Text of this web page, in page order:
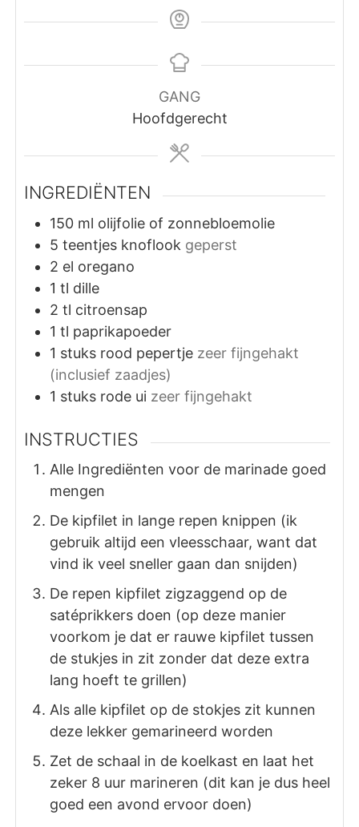
GANG
Hoofdgerecht
INGREDIËNTEN
150 ml olijfolie of zonnebloemolie
5 teentjes knoflook geperst
2 el oregano
1 tl dille
2 tl citroensap
1 tl paprikapoeder
1 stuks rood pepertje zeer fijngehakt
(inclusief zaadjes)
1 stuks rode ui zeer fijngehakt
INSTRUCTIES
Alle Ingrediënten voor de marinade goed
mengen
De kipfilet in lange repen knippen (ik
gebruik altijd een vleesschaar, want dat
vind ik veel sneller gaan dan snijden)
De repen kipfilet zigzaggend op de
satéprikkers doen (op deze manier
voorkom je dat er rauwe kipfilet tussen
de stukjes in zit zonder dat deze extra
lang hoeft te grillen)
Als alle kipfilet op de stokjes zit kunnen
deze lekker gemarineerd worden
Zet de schaal in de koelkast en laat het
zeker 8 uur marineren (dit kan je dus heel
goed een avond ervoor doen)